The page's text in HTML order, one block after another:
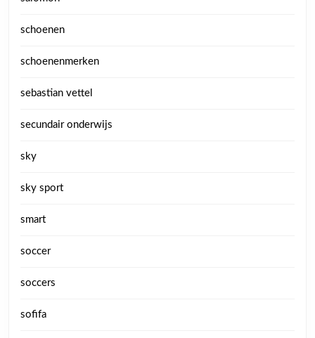
schoenen
schoenenmerken
sebastian vettel
secundair onderwijs
sky
sky sport
smart
soccer
soccers
sofifa